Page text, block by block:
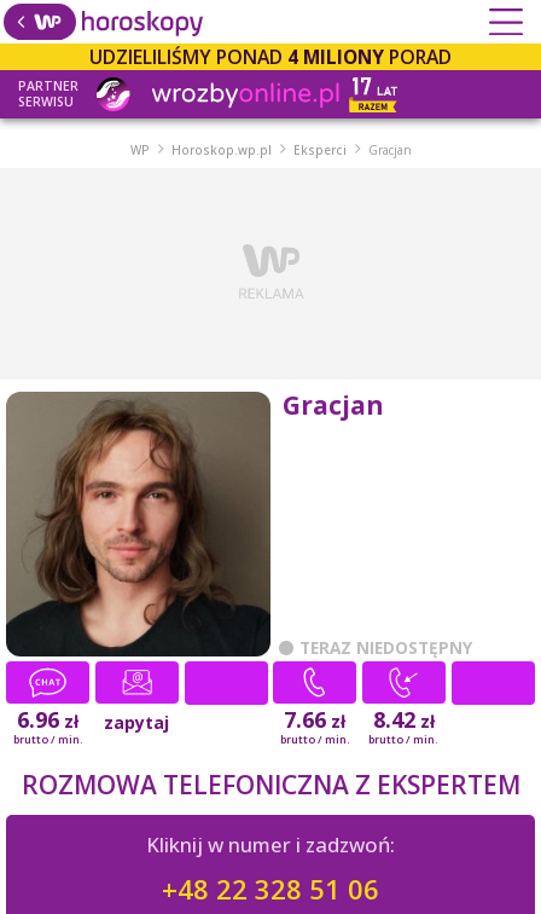
UDZIELILIŚMY PONAD 4 MILIONY PORAD
PARTNER
SERWISU
WP Horoskop.wp.pl Eksperci Gracjan
Gracjan
TERAZ NIEDOSTĘPNY
6.96 zł
brutto / min.
zapytaj 7.66 zł
brutto / min.
8.42 zł
brutto / min.
ROZMOWA TELEFONICZNA Z EKSPERTEM
Kliknij w numer i zadzwoń:
+48 22 328 51 06